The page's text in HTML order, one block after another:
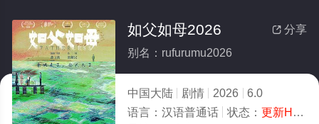
 分享
如父如母2026
别名：rufurumu2026
中国大陆 剧情 2026
6.0
语言： 汉语普通话 状态： 更新HD/高清